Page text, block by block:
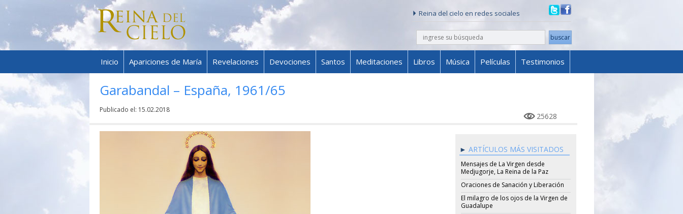
Reina del cielo en redes sociales
buscar
Skip to content
Inicio Apariciones de María Revelaciones Devociones Santos Meditaciones Libros Música Películas Testimonios
Garabandal – España, 1961/65
Publicado el: 15.02.2018
25628
ARTÍCULOS MÁS VISITADOS
Mensajes de La Virgen desde
Medjugorje, La Reina de la Paz
Oraciones de Sanación y Liberación
El milagro de los ojos de la Virgen de
Guadalupe